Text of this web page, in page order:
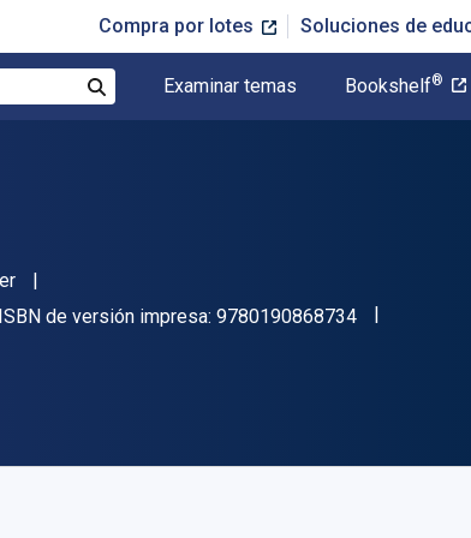
Compra por lotes Soluciones de
Examinar temas Bookshelf®
ISBN de versión impresa: 9780190868734"ISBN-13